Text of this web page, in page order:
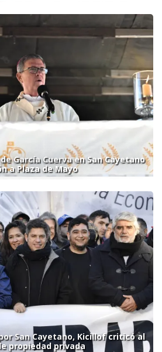
García Cuerva en San Cayetano
a Plaza de Mayo
San Cayetano, Kicillof criticó al
propiedad privada